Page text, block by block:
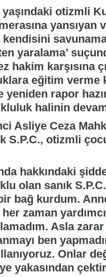
yaşındaki otizmli
yansıyan
kendisini
yaralama’
hakim karşısına
eğitim verme
rapor
halinin
Asliye Ceza
S.P.C., otizmli
hakkındaki
olan sanık
bağ kurdum.
zaman
Asla
ben
Onlar
yakasından